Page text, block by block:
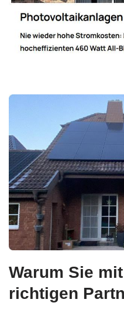
Warum Sie
richtigen